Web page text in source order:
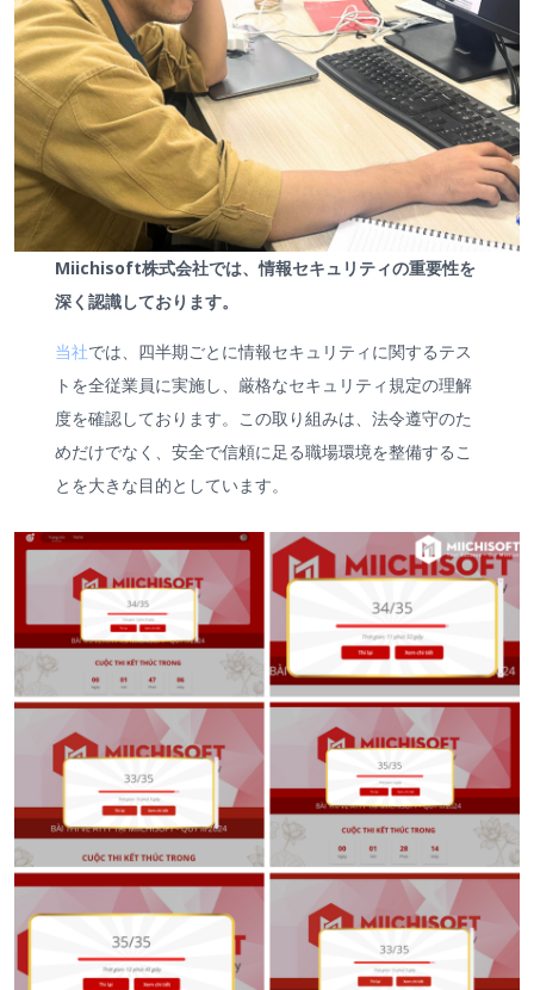
Miichisoft株式会社では、情報セキュリティの重要性を
深く認識しております。
当社では、四半期ごとに情報セキュリティに関するテス
トを全従業員に実施し、厳格なセキュリティ規定の理解
度を確認しております。この取り組みは、法令遵守のた
めだけでなく、安全で信頼に足る職場環境を整備するこ
とを大きな目的としています。